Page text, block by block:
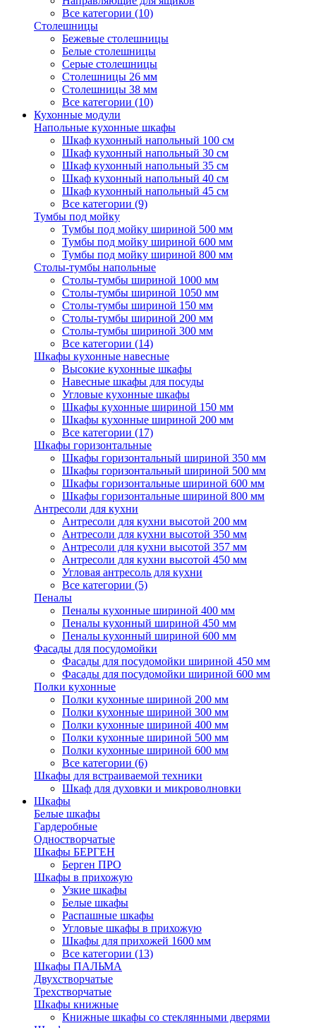
Все категории (10)
Столешницы
Бежевые столешницы
Белые столешницы
Серые столешницы
Столешницы 26 мм
Столешницы 38 мм
Все категории (10)
Кухонные модули
Напольные кухонные шкафы
Шкаф кухонный напольный 100 см
Шкаф кухонный напольный 30 см
Шкаф кухонный напольный 35 см
Шкаф кухонный напольный 40 см
Шкаф кухонный напольный 45 см
Все категории (9)
Тумбы под мойку
Тумбы под мойку шириной 500 мм
Тумбы под мойку шириной 600 мм
Тумбы под мойку шириной 800 мм
Столы-тумбы напольные
Столы-тумбы шириной 1000 мм
Столы-тумбы шириной 1050 мм
Столы-тумбы шириной 150 мм
Столы-тумбы шириной 200 мм
Столы-тумбы шириной 300 мм
Все категории (14)
Шкафы кухонные навесные
Высокие кухонные шкафы
Навесные шкафы для посуды
Угловые кухонные шкафы
Шкафы кухонные шириной 150 мм
Шкафы кухонные шириной 200 мм
Все категории (17)
Шкафы горизонтальные
Шкафы горизонтальный шириной 350 мм
Шкафы горизонтальный шириной 500 мм
Шкафы горизонтальные шириной 600 мм
Шкафы горизонтальные шириной 800 мм
Антресоли для кухни
Антресоли для кухни высотой 200 мм
Антресоли для кухни высотой 350 мм
Антресоли для кухни высотой 357 мм
Антресоли для кухни высотой 450 мм
Угловая антресоль для кухни
Все категории (5)
Пеналы
Пеналы кухонные шириной 400 мм
Пеналы кухонный шириной 450 мм
Пеналы кухонный шириной 600 мм
Фасады для посудомойки
Фасады для посудомойки шириной 450 мм
Фасады для посудомойки шириной 600 мм
Полки кухонные
Полки кухонные шириной 200 мм
Полки кухонные шириной 300 мм
Полки кухонные шириной 400 мм
Полки кухонные шириной 500 мм
Полки кухонные шириной 600 мм
Все категории (6)
Шкафы для встраиваемой техники
Шкаф для духовки и микроволновки
Шкафы
Белые шкафы
Гардеробные
Одностворчатые
Шкафы БЕРГЕН
Берген ПРО
Шкафы в прихожую
Узкие шкафы
Белые шкафы
Распашные шкафы
Угловые шкафы в прихожую
Шкафы для прихожей 1600 мм
Все категории (13)
Шкафы ПАЛЬМА
Двухстворчатые
Трехстворчатые
Шкафы книжные
Книжные шкафы со стеклянными дверями